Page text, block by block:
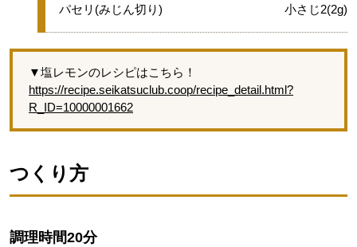
★
パセリ(みじん切り) 小さじ2(2g)
▼塩レモンのレシピはこちら！
https://recipe.seikatsuclub.coop/recipe_detail.html?
R_ID=10000001662
つくり方
調理時間20分